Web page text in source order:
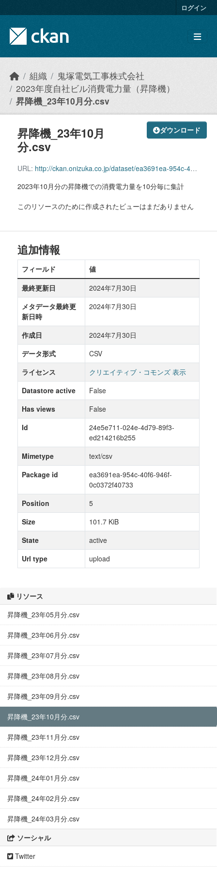
ログイン
組織
鬼塚電気工事株式会社
2023年度自社ビル消費電力量（昇降機）
昇降機_23年10月分.csv
ダウンロード
昇降機_23年10月
分.csv
URL: http://ckan.onizuka.co.jp/dataset/ea3691ea-954c-40f6-946f-0c0372f40733/resource/24e5e711-024e-4d79-89f3-ed214216b255/download/elevator_2310.csv
2023年10月分の昇降機での消費電力量を10分毎に集計
このリソースのために作成されたビューはまだありません
リソース
昇降機_23年05月分.csv
昇降機_23年06月分.csv
昇降機_23年07月分.csv
昇降機_23年08月分.csv
昇降機_23年09月分.csv
昇降機_23年10月分.csv
昇降機_23年11月分.csv
昇降機_23年12月分.csv
昇降機_24年01月分.csv
昇降機_24年02月分.csv
昇降機_24年03月分.csv
ソーシャル
Twitter
追加情報
フィールド
値
最終更新日
2024年7月30日
メタデータ最終更
新日時
2024年7月30日
作成日
2024年7月30日
データ形式
CSV
ライセンス
クリエイティブ・コモンズ 表示
Datastore active
False
Has views
False
Id
24e5e711-024e-4d79-89f3-
ed214216b255
Mimetype
text/csv
Package id
ea3691ea-954c-40f6-946f-
0c0372f40733
Position
5
Size
101.7 KiB
State
active
Url type
upload